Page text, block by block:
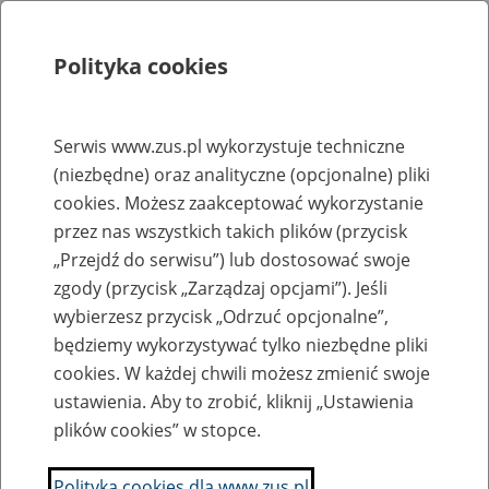
Strona główna
Rejestr zmian
2024-01-4
Zaktualizowano stronę "Koordynator ds. dostępności"
Anna Borowska
2024-01-2
Polityka cookies
Serwis www.zus.pl wykorzystuje techniczne
(niezbędne) oraz analityczne (opcjonalne) pliki
cookies. Możesz zaakceptować wykorzystanie
przez nas wszystkich takich plików (przycisk
„Przejdź do serwisu”) lub dostosować swoje
zgody (przycisk „Zarządzaj opcjami”). Jeśli
wybierzesz przycisk „Odrzuć opcjonalne”,
będziemy wykorzystywać tylko niezbędne pliki
cookies. W każdej chwili możesz zmienić swoje
ustawienia. Aby to zrobić, kliknij „Ustawienia
plików cookies” w stopce.